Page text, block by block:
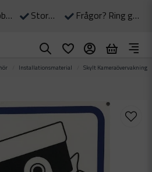
Stort eget lager Frågor? Ring gärna: 0490-375 90
Installationsmaterial Skylt Kameraövervakning